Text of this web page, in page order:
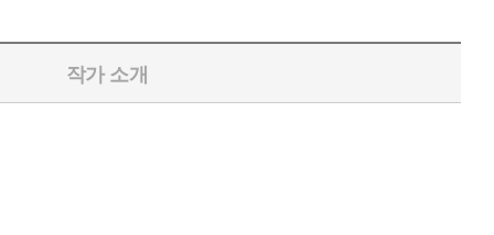
작가 소개